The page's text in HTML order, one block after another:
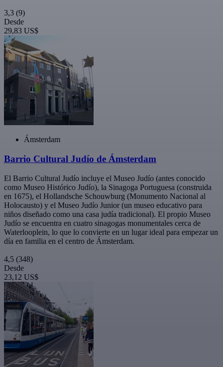
3,3 (9)
Desde
29,83 US$
Ámsterdam
Barrio Cultural Judío de Ámsterdam
El Barrio Cultural Judío incluye el Museo Judío (antes conocido
como Museo Histórico Judío), la Sinagoga Portuguesa (construida
en 1675), el Hollandsche Schouwburg (Monumento Nacional al
Holocausto) y el Museo Judío Junior (un museo educativo para
niños diseñado como una casa judía tradicional). El propio Museo
Judío se encuentra en cuatro sinagogas monumentales cerca de
Waterlooplein, lo que lo convierte en un lugar ideal para empezar un
día en familia en el centro de Ámsterdam.
4,5 (348)
Desde
23,12 US$